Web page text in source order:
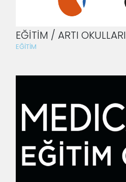
EĞİTİM / ARTI OKULLARI
EĞİTİM